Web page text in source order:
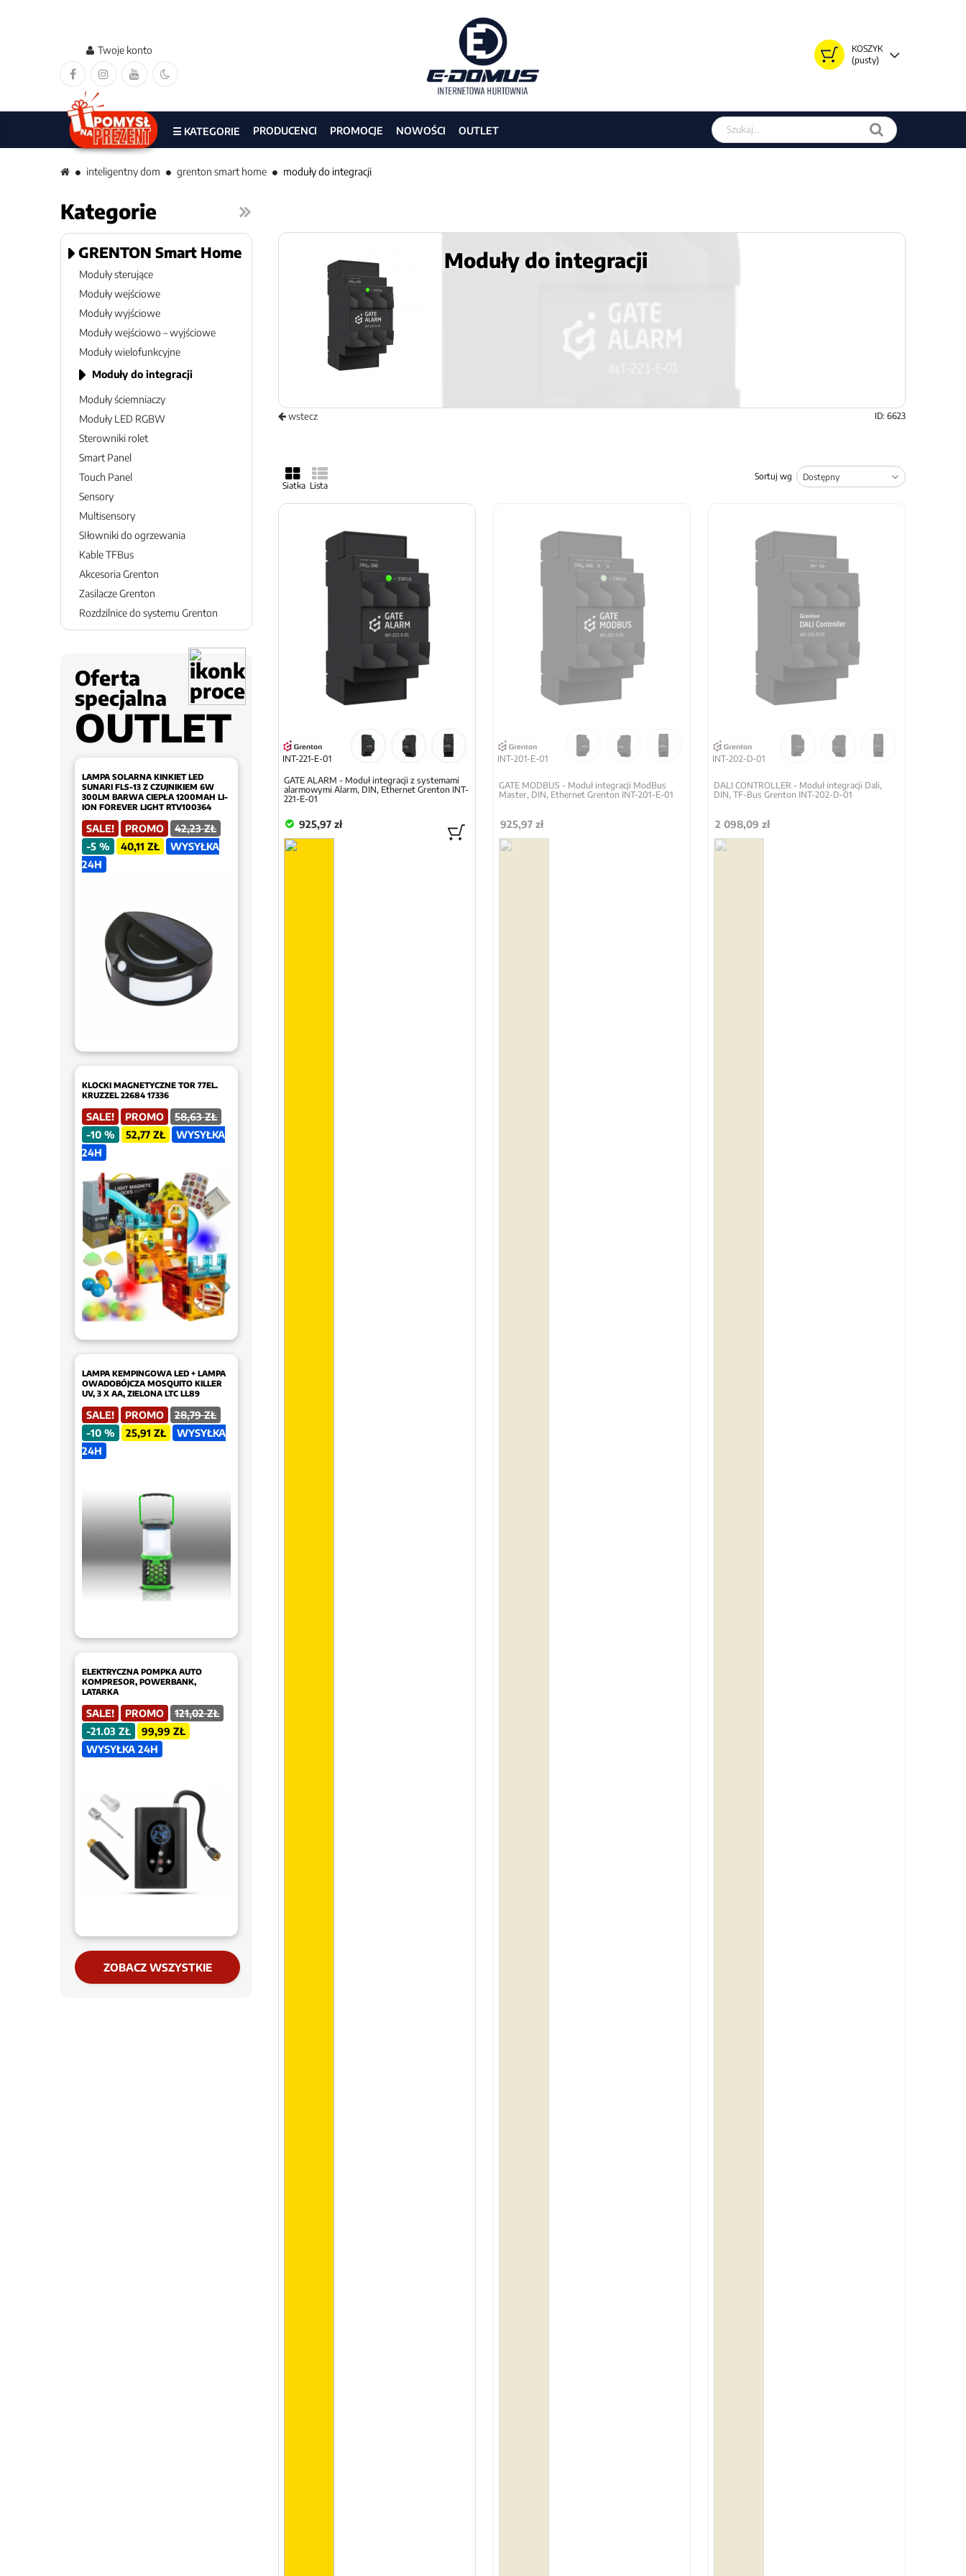
KOSZYK
(pusty)
Twoje konto
Szukaj w sklepie
☰ KATEGORIE PRODUCENCI PROMOCJE NOWOŚCI OUTLET
inteligentny dom grenton smart home moduły do integracji
Kategorie
GRENTON Smart Home
Moduły sterujące
Moduły wejściowe
Moduły wyjściowe
Moduły wejściowo – wyjściowe
Moduły wielofunkcyjne
Moduły do integracji
Moduły ściemniaczy
Moduły LED RGBW
Sterowniki rolet
Smart Panel
Touch Panel
Sensory
Multisensory
SIłowniki do ogrzewania
Kable TFBus
Akcesoria Grenton
Zasilacze Grenton
Rozdzilnice do systemu Grenton
Oferta
specjalna
OUTLET
LAMPA SOLARNA KINKIET LED
SUNARI FLS-13 Z CZUJNIKIEM 6W
300LM BARWA CIEPŁA 1200MAH LI-
ION FOREVER LIGHT RTV100364
SALE! PROMO
42,23 ZŁ
-5 %
40,11 ZŁ
WYSYŁKA
24H
KLOCKI MAGNETYCZNE TOR 77EL.
KRUZZEL 22684 17336
SALE! PROMO
58,63 ZŁ
-10 %
52,77 ZŁ
WYSYŁKA
24H
LAMPA KEMPINGOWA LED + LAMPA
OWADOBÓJCZA MOSQUITO KILLER
UV, 3 X AA, ZIELONA LTC LL89
SALE! PROMO
28,79 ZŁ
-10 %
25,91 ZŁ
WYSYŁKA
24H
ELEKTRYCZNA POMPKA AUTO
KOMPRESOR, POWERBANK,
LATARKA
SALE! PROMO
121,02 ZŁ
-21.03 ZŁ
99,99 ZŁ
WYSYŁKA 24H
ZOBACZ WSZYSTKIE
Moduły do integracji
wstecz ID: 6623
Siatka Lista
Sortuj wg
Lista produktów
INT-221-E-01
GATE ALARM - Moduł integracji z systemami
alarmowymi Alarm, DIN, Ethernet Grenton INT-
221-E-01
925,97 zł
INT-201-E-01
GATE MODBUS - Moduł integracji ModBus
Master, DIN, Ethernet Grenton INT-201-E-01
925,97 zł
INT-202-D-01
DALI CONTROLLER - Moduł integracji Dali,
DIN, TF-Bus Grenton INT-202-D-01
2 098,09 zł